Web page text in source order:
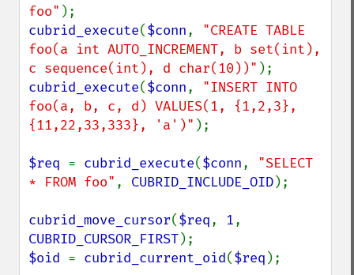
foo"
cubrid_execute($conn, "CREATE TABLE
foo(a int AUTO_INCREMENT, b set(int),
c sequence(int), d char(10))"
cubrid_execute($conn, "INSERT INTO
foo(a, b, c, d) VALUES(1, {1,2,3},
{11,22,33,333}, 'a')" );
$req = cubrid_execute($conn, "SELECT
* FROM foo" , CUBRID_INCLUDE_OID);
cubrid_move_cursor($req, 1
CUBRID_CURSOR_FIRST
$oid = cubrid_current_oid($req );